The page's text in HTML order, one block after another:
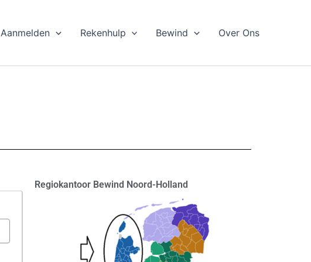
Aanmelden Rekenhulp Bewind Over Ons
Regiokantoor Bewind Noord-Holland